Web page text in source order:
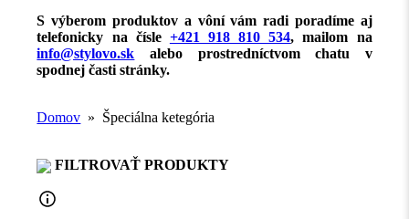
S výberom produktov a vôní vám radi poradíme aj
telefonicky na čísle +421 918 810 534, mailom na
info@stylovo.sk alebo prostredníctvom chatu v
spodnej časti stránky.
Domov » Špeciálna ketegória
FILTROVAŤ PRODUKTY